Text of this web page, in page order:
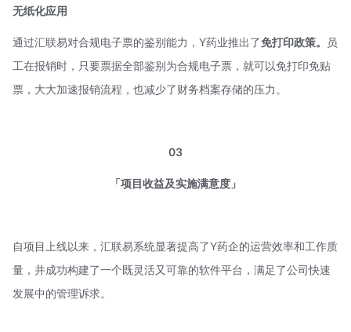
无纸化应用
通过汇联易对合规电子票的鉴别能力，Y药业推出了免打印政策。
员
工在报销时，只要票据全部鉴别为合规电子票，就可以免打印免贴
票，大大加速报销流程，也减少了财务档案存储的压力。
03
「项目收益及实施满意度」
自项目上线以来，汇联易系统显著提高了Y药企的运营效率和工作质
量，并成功构建了一个既灵活又可靠的软件平台，满足了公司快速
发展中的管理诉求。